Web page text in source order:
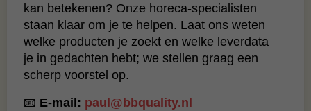
kan betekenen? Onze horeca‑specialisten
staan klaar om je te helpen. Laat ons weten
welke producten je zoekt en welke leverdata
je in gedachten hebt; we stellen graag een
scherp voorstel op.
📧 E‑mail: paul@bbquality.nl